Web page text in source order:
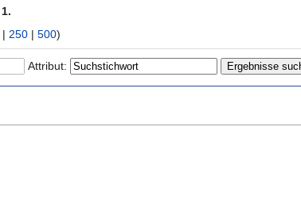
1.
| 250 | 500)
Attribut: